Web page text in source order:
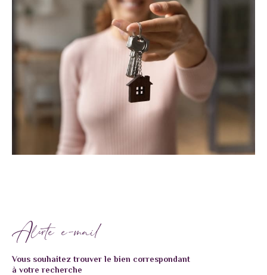
Alerte e-mail
Vous souhaitez trouver le bien correspondant
à votre recherche